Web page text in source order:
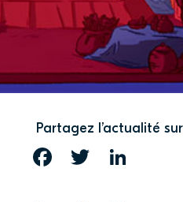
Partagez l’actualité sur
FACEBOOKTWITTER